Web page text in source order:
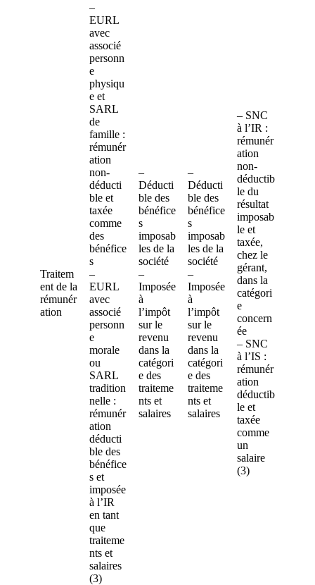
Traitem
ent de la
rémunér
ation
–
EURL
avec
associé
personn
e
physiqu
e et
SARL
de
famille :
rémunér
ation
non-
déducti
ble et
taxée
comme
des
bénéfice
s
–
EURL
avec
associé
personn
e
morale
ou
SARL
tradition
nelle :
rémunér
ation
déducti
ble des
bénéfice
s et
imposée
à l’IR
en tant
que
traiteme
nts et
salaires
(3)
–
Déducti
ble des
bénéfice
s
imposab
les de la
société
–
Imposée
à
l’impôt
sur le
revenu
dans la
catégori
e des
traiteme
nts et
salaires
–
Déducti
ble des
bénéfice
s
imposab
les de la
société
–
Imposée
à
l’impôt
sur le
revenu
dans la
catégori
e des
traiteme
nts et
salaires
– SNC
à l’IR :
rémunér
ation
non-
déductib
le du
résultat
imposab
le et
taxée,
chez le
gérant,
dans la
catégori
e
concern
ée
– SNC
à l’IS :
rémunér
ation
déductib
le et
taxée
comme
un
salaire
(3)